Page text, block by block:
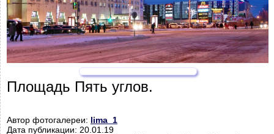
Площадь Пять углов.
Автор фотогалереи: lima_1
Дата публикации: 20.01.19